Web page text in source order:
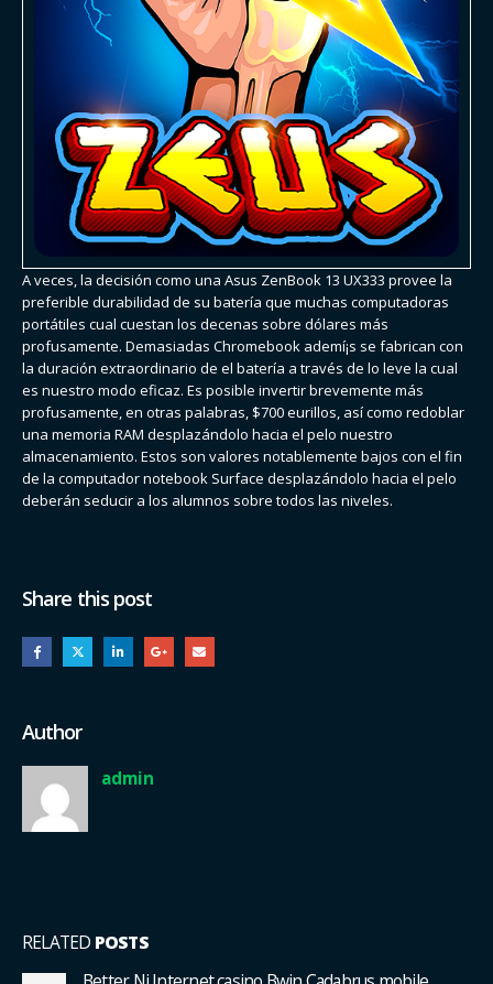
A veces, la decisión como una Asus ZenBook 13 UX333 provee la
preferible durabilidad de su batería que muchas computadoras
portátiles cual cuestan los decenas sobre dólares más
profusamente. Demasiadas Chromebook ademí¡s se fabrican con
la duración extraordinario de el batería a través de lo leve la cual
es nuestro modo eficaz. Es posible invertir brevemente más
profusamente, en otras palabras, $700 eurillos, así­ como redoblar
una memoria RAM desplazándolo hacia el pelo nuestro
almacenamiento. Estos son valores notablemente bajos con el fin
de la computador notebook Surface desplazándolo hacia el pelo
deberán seducir a los alumnos sobre todos las niveles.
Share this post
Author
admin
RELATED POSTS